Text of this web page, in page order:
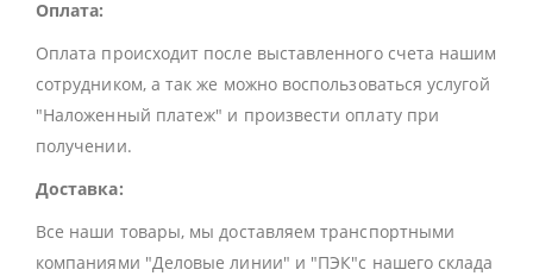
Оплата:
Оплата происходит после выставленного счета нашим
сотрудником, а так же можно воспользоваться услугой
"Наложенный платеж" и произвести оплату при
получении.
Доставка:
Все наши товары, мы доставляем транспортными
компаниями "Деловые линии" и "ПЭК"с нашего склада